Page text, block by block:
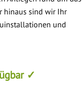
hinaus sind wir Ihr
und
✓